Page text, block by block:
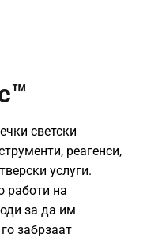
светски
реагенси,
услуги.
работи на
за да им
забрзаат